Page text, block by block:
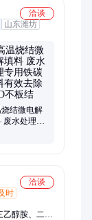
洽谈
山东潍坊
结微电解
废水处理专
洽谈
时
乙醇胺、二甲